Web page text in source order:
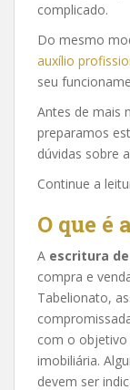
complicado.
Do mesmo
auxílio
seu
Antes de mais
preparamos
dúvidas sobre a
Continue a
O que é
A escritura
compra e
Tabelionato,
com o objetivo
imobiliária.
devem ser